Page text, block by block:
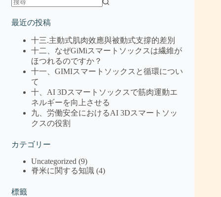
最近の投稿
十三.主動式肌肉效應與被動式支撐的差別
十二、なぜGiMiスマートソックスは繊維が
ほつれるのですか？
十一、GIMIスマートソックスと循環につい
て
十、AI 3Dスマートソックスで筋肉運動エ
ネルギーを向上させる
九、労働安全におけるAI 3Dスマートソッ
クスの役割
カテゴリー
Uncategorized (9)
脊米に関する知識 (4)
標籤